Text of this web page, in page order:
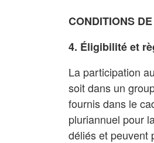
CONDITIONS
4. Éligibilité et
La participation
soit dans un
fournis dans le
pluriannuel pour
déliés et peuvent